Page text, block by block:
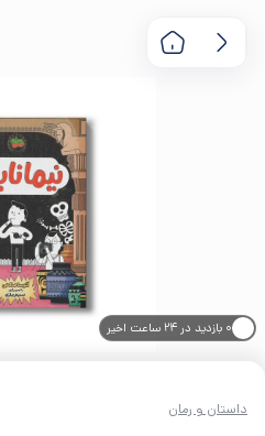
۰ بازدید در ۲۴ ساعت اخیر
داستان و رمان